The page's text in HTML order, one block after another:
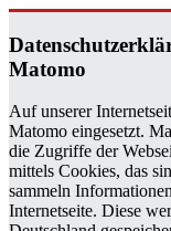
Matomo
Auf unserer
Matomo eingesetzt.
die Zugriffe der
mittels Cookies, das
sammeln
Internetseite. Diese